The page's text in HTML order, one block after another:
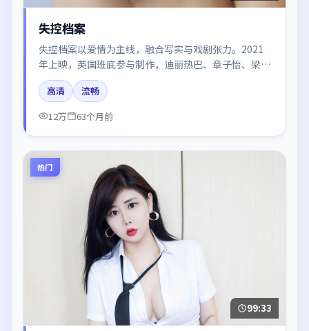
失控档案
失控档案以爱情为主线，融合写实与戏剧张力。2021
年上映，英国班底参与制作，迪丽热巴、章子怡、梁朝
伟、周冬雨在片中呈现细腻表演，影像风格统一，配乐
与剪辑强化了情绪曲线。
高清
流畅
12万
63个月前
热门
99:33